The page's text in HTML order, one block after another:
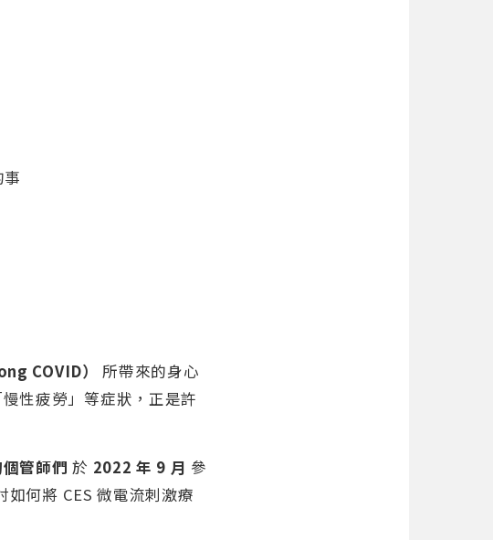
COVID）
所帶來的身心
性疲勞」等症狀，正是許
管師們 於 2022 年 9 月 參
何將 CES 微電流刺激療